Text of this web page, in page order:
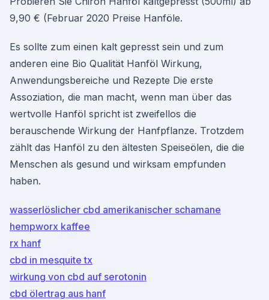
9,90 € (Februar 2020 Preise Hanföle.
Es sollte zum einen kalt gepresst sein und zum
anderen eine Bio Qualität Hanföl Wirkung,
Anwendungsbereiche und Rezepte Die erste
Assoziation, die man macht, wenn man über das
wertvolle Hanföl spricht ist zweifellos die
berauschende Wirkung der Hanfpflanze. Trotzdem
zählt das Hanföl zu den ältesten Speiseölen, die die
Menschen als gesund und wirksam empfunden
haben.
wasserlöslicher cbd amerikanischer schamane
hempworx kaffee
rx hanf
cbd in mesquite tx
wirkung von cbd auf serotonin
cbd ölertrag aus hanf